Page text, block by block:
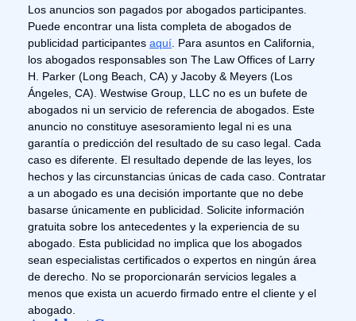
Los anuncios son pagados por abogados participantes.
Puede encontrar una lista completa de abogados de
publicidad participantes aquí . Para asuntos en California,
los abogados responsables son The Law Offices of Larry
H. Parker (Long Beach, CA) y Jacoby & Meyers (Los
Ángeles, CA). Westwise Group, LLC no es un bufete de
abogados ni un servicio de referencia de abogados. Este
anuncio no constituye asesoramiento legal ni es una
garantía o predicción del resultado de su caso legal. Cada
caso es diferente. El resultado depende de las leyes, los
hechos y las circunstancias únicas de cada caso. Contratar
a un abogado es una decisión importante que no debe
basarse únicamente en publicidad. Solicite información
gratuita sobre los antecedentes y la experiencia de su
abogado. Esta publicidad no implica que los abogados
sean especialistas certificados o expertos en ningún área
de derecho. No se proporcionarán servicios legales a
menos que exista un acuerdo firmado entre el cliente y el
abogado.